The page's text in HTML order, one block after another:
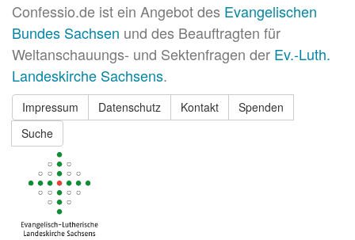
Confessio.de ist ein Angebot des Evangelischen
Bundes Sachsen und des Beauftragten für
Weltanschauungs- und Sektenfragen der Ev.-Luth.
Landeskirche Sachsens.
Impressum Datenschutz Kontakt
Spenden
Suche